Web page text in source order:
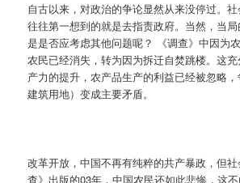
自古以来，对政治的争论显然从来没停过。
往往第一想到的就是去指责政府。当然，当
是是否应考虑其他问题呢？ 《调查》中因为
农民已经消失，转为因为拆迁自焚跳楼。这
产力的提升，农产品生产的利益已经被忽略
建筑用地）变成主要矛盾。
改革开放，中国不再有纯粹的共产暴政，但
查》出版的03年，中国农民还如此悲惨，这